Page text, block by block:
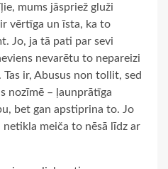
mums jāspriež gluži
vērtīga un īsta, ka to
Jo, ja tā pati par sevi
nevarētu to nepareizi
ir, Abusus non tollit, sed
nozīmē – ļaunprātīga
bet gan apstiprina to. Jo
meiča to nēsā līdz ar